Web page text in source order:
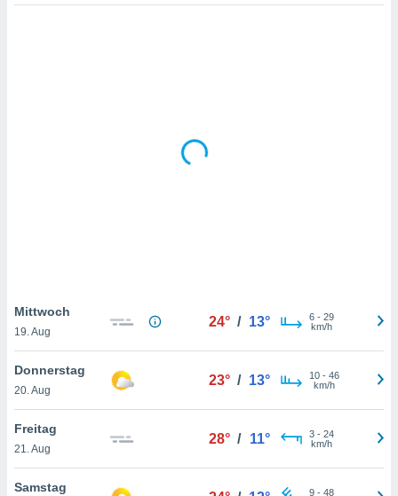
von
und
auf
Sie
klicken.
Mittwoch
19. Aug
24° / 13° 6- 29
km/h
Donnerstag
20. Aug
23° / 13° 10- 46
km/h
Freitag
21. Aug
28° / 11° 3- 24
km/h
Samstag 9- 48